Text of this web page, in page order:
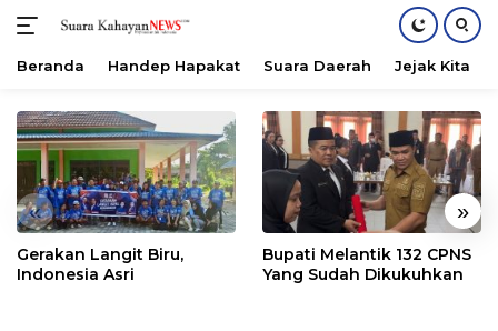
konten
Beranda Handep Hapakat Suara Daerah Jejak Kita
« »
Gerakan Langit Biru,
Indonesia Asri
Bupati Melantik 132 CPNS
Yang Sudah Dikukuhkan